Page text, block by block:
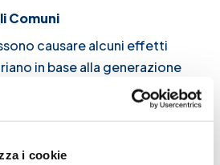
i cookie
Comuni
causare alcuni effetti
in base alla generazione
e terza generazione
tollerati